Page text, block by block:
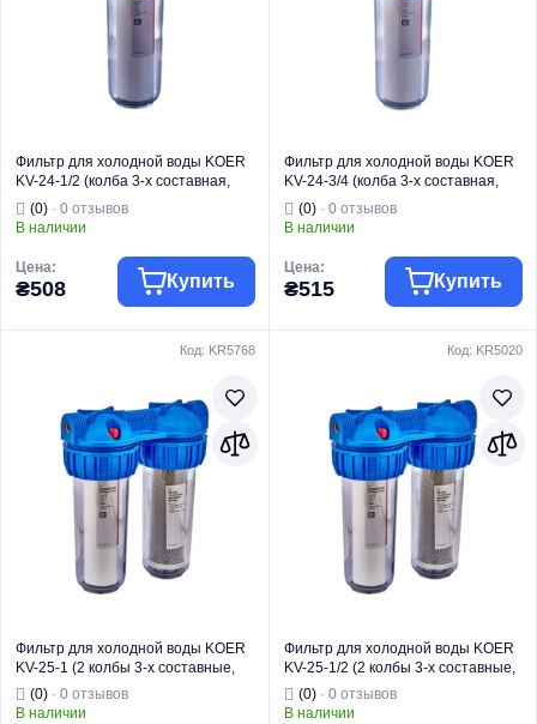
Фильтр для холодной воды KOER
KV-24-1/2 (колба 3-х составная,
картридж PPR) 8 атмосфер 1/2"
(KR5017)
(0) · 0 отзывов
В наличии
Цена:
₴508 Купить
Колбы
Назначение
Для воды
Страна бренда
Чехия
Модель
KV-24
Фильтр для холодной воды KOER
KV-24-3/4 (колба 3-х составная,
картридж PPR) 8 атмосфер 3/4"
(KR5018)
(0)· 0 отзывов
В наличии
Цена:
₴515 Купить
Колбы
Назначение
Для воды
Страна бренда
Чехия
Модель
KV-24
Код: KR5768
Фильтр для холодной воды KOER
KV-25-1 (2 колбы 3-х составные,
картридж PPR + спрессованный
уголь) 8 атмосфер 1" (KR5768)
(0) · 0 отзывов
В наличии
Код: KR5020
Фильтр для холодной воды KOER
KV-25-1/2 (2 колбы 3-х составные,
картридж PPR+спрессованный
уголь) 8 атмосфер 1/2" (KR5020)
(0)· 0 отзывов
В наличии